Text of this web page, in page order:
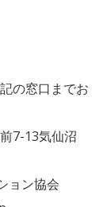
の窓口までお
7-13気仙沼
ョン協会